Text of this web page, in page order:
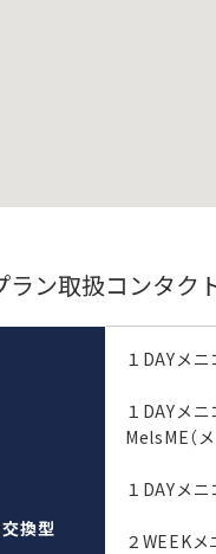
ラン取扱コンタク
換型
１DAYメ
１DAYメ
MelsME（
１DAYメ
２WEEK